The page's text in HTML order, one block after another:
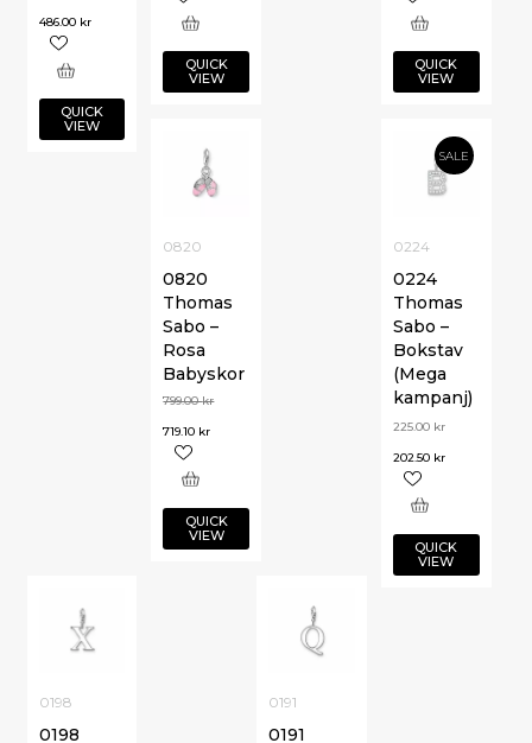
486.00 kr
QUICK
VIEW
QUICK
VIEW
QUICK
VIEW
SALE
0224
0224
Thomas
Sabo –
Bokstav
(Mega
kampanj)
225.00 kr
202.50 kr
QUICK
VIEW
0820
0820
Thomas
Sabo –
Rosa
Babyskor
799.00kr
719.10 kr
QUICK
VIEW
0191
0191
0198
0198